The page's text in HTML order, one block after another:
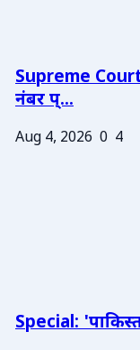
Supreme
नंबर प्...
Aug 4, 2026 0 4
Special: